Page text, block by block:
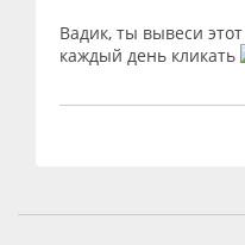
Вадик, ты вывеси
каждый день кликать